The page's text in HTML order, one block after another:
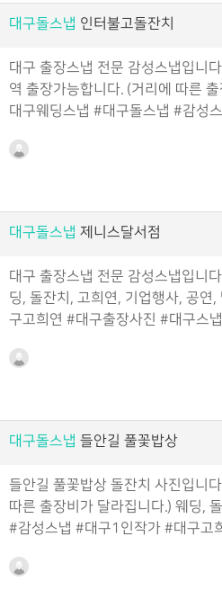
대구돌스냅 인터불고돌잔치
대구 출장스냅 전문 감성스냅입니
역 출장가능합니다. (거리에 따른
대구웨딩스냅 #대구돌스냅 #감성
대구돌스냅 제니스달서점
대구 출장스냅 전문 감성스냅입니
딩, 돌잔치, 고희연, 기업행사, 공
구고희연 #대구출장사진 #대구스
대구돌스냅 들안길 풀꽃밥상
들안길 풀꽃밥상 돌잔치 사진입니
따른 출장비가 달라집니다.) 웨딩,
#감성스냅 #대구1인작가 #대구고